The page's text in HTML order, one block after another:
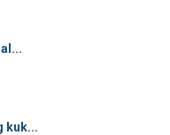
kuk...